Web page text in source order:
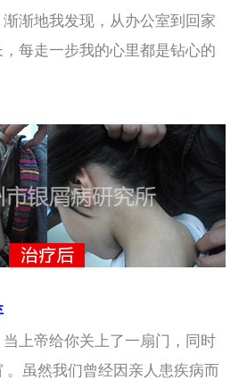
渐地我发现，从办公室到回家
每走一步我的心里都是钻心的
帝给你关上了一扇门，同时
。虽然我们曾经因亲人患疾病而